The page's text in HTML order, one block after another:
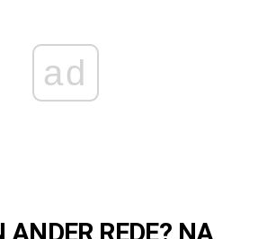
ad
ANDER REDE? NA